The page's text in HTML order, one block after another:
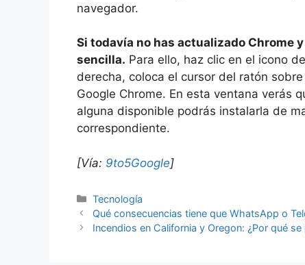
navegador.
Si todavía no has actualizado Chrome
sencilla. Para ello, haz clic en el icono
derecha, coloca el cursor del ratón
Google Chrome. En esta ventana verás
alguna disponible podrás instalarla de
correspondiente.
[Vía: 9to5Google]
Categorías
Tecnología
Qué consecuencias tiene que WhatsApp o
Incendios en California y Oregon: ¿Por qué